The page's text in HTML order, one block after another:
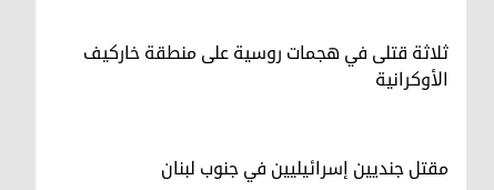
ثلاثة قتلى في هجمات روسية على منطقة خاركيف
الأوكرانية
مقتل جنديين إسرائيليين في جنوب لبنان